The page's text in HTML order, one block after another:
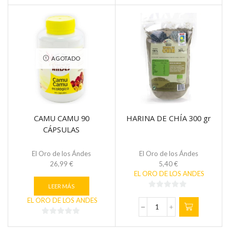
5
5
AGOTADO
CAMU CAMU 90
CÁPSULAS
El Oro de los Ándes
26,99 €
LEER MÁS
EL ORO DE LOS ANDES
HARINA DE CHÍA 300 gr
El Oro de los Ándes
5,40€
EL ORO DE LOS ANDES
de
5
HARINA